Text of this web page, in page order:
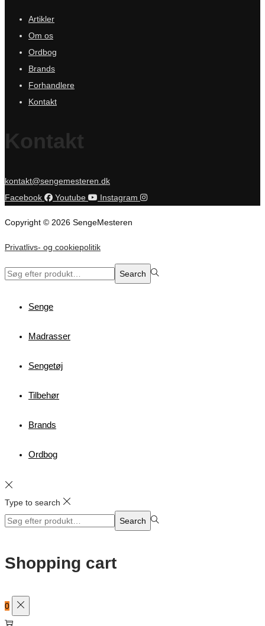
Artikler
Om os
Ordbog
Brands
Forhandlere
Kontakt
Kontakt
kontakt@sengemesteren.dk
Facebook
Youtube Instagram
Copyright © 2026 SengeMesteren
Privatlivs- og cookiepolitik
Search
Search
Senge
Madrasser
Sengetøj
Tilbehør
Brands
Ordbog
Type to search
Search
Search
Shopping cart
0